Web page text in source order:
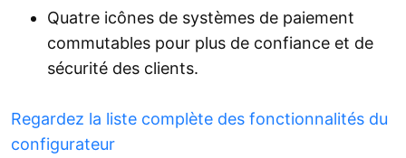
Quatre icônes de systèmes de paiement
commutables pour plus de confiance et de
sécurité des clients.
Regardez la liste complète des fonctionnalités du
configurateur